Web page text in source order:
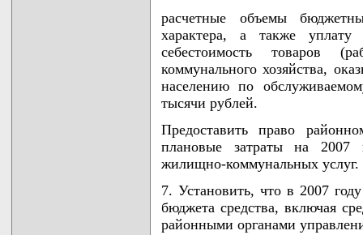
расчетные объемы
характера, а также
себестоимость товаров
коммунального хозяйства,
населению по
тысячи рублей.
Предоставить право
плановые затраты на 2007
жилищно-коммунальных услуг.
7. Установить, что в 2007
бюджета средства, включая
районными органами